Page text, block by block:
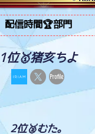
配信時間🏆部門
1位🥇猪亥ちよ
2位🥈むた。